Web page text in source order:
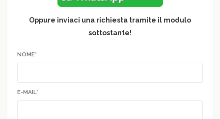
Oppure inviaci una richiesta tramite il modulo
sottostante!
NOME*
E-MAIL*